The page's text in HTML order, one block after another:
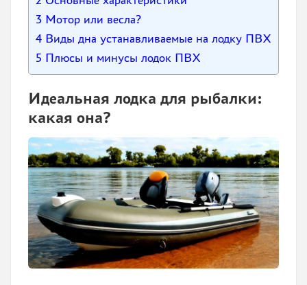
3 Мотор или весла?
4 Виды дна устанавливаемые на лодку ПВХ
5 Плюсы и минусы лодок ПВХ
Идеальная лодка для рыбалки:
какая она?